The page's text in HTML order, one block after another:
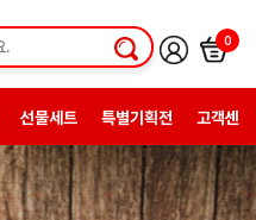
0
선물세트 특별기획전 고객센터